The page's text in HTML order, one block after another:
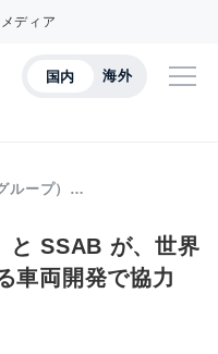
ディア
国内 海外
ループ）…
と SSAB が、世界
車両開発で協力